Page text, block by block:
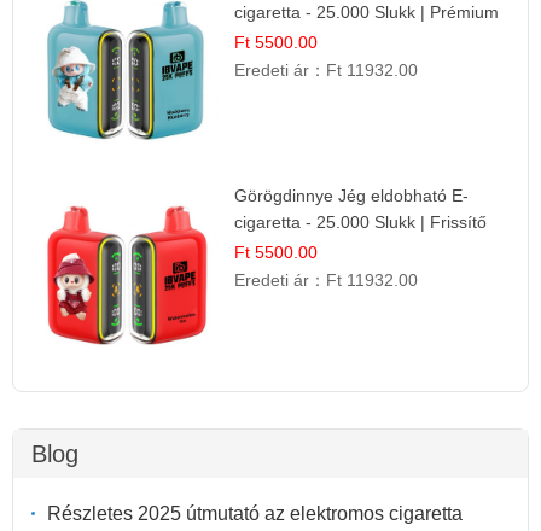
cigaretta - 25.000 Slukk | Prémium
Gyümölcs Íz
Ft 5500.00
Eredeti ár： Ft 11932.00
Görögdinnye Jég eldobható E-
cigaretta - 25.000 Slukk | Frissítő
Nyári Íz
Ft 5500.00
Eredeti ár： Ft 11932.00
Blog
Részletes 2025 útmutató az elektromos cigaretta